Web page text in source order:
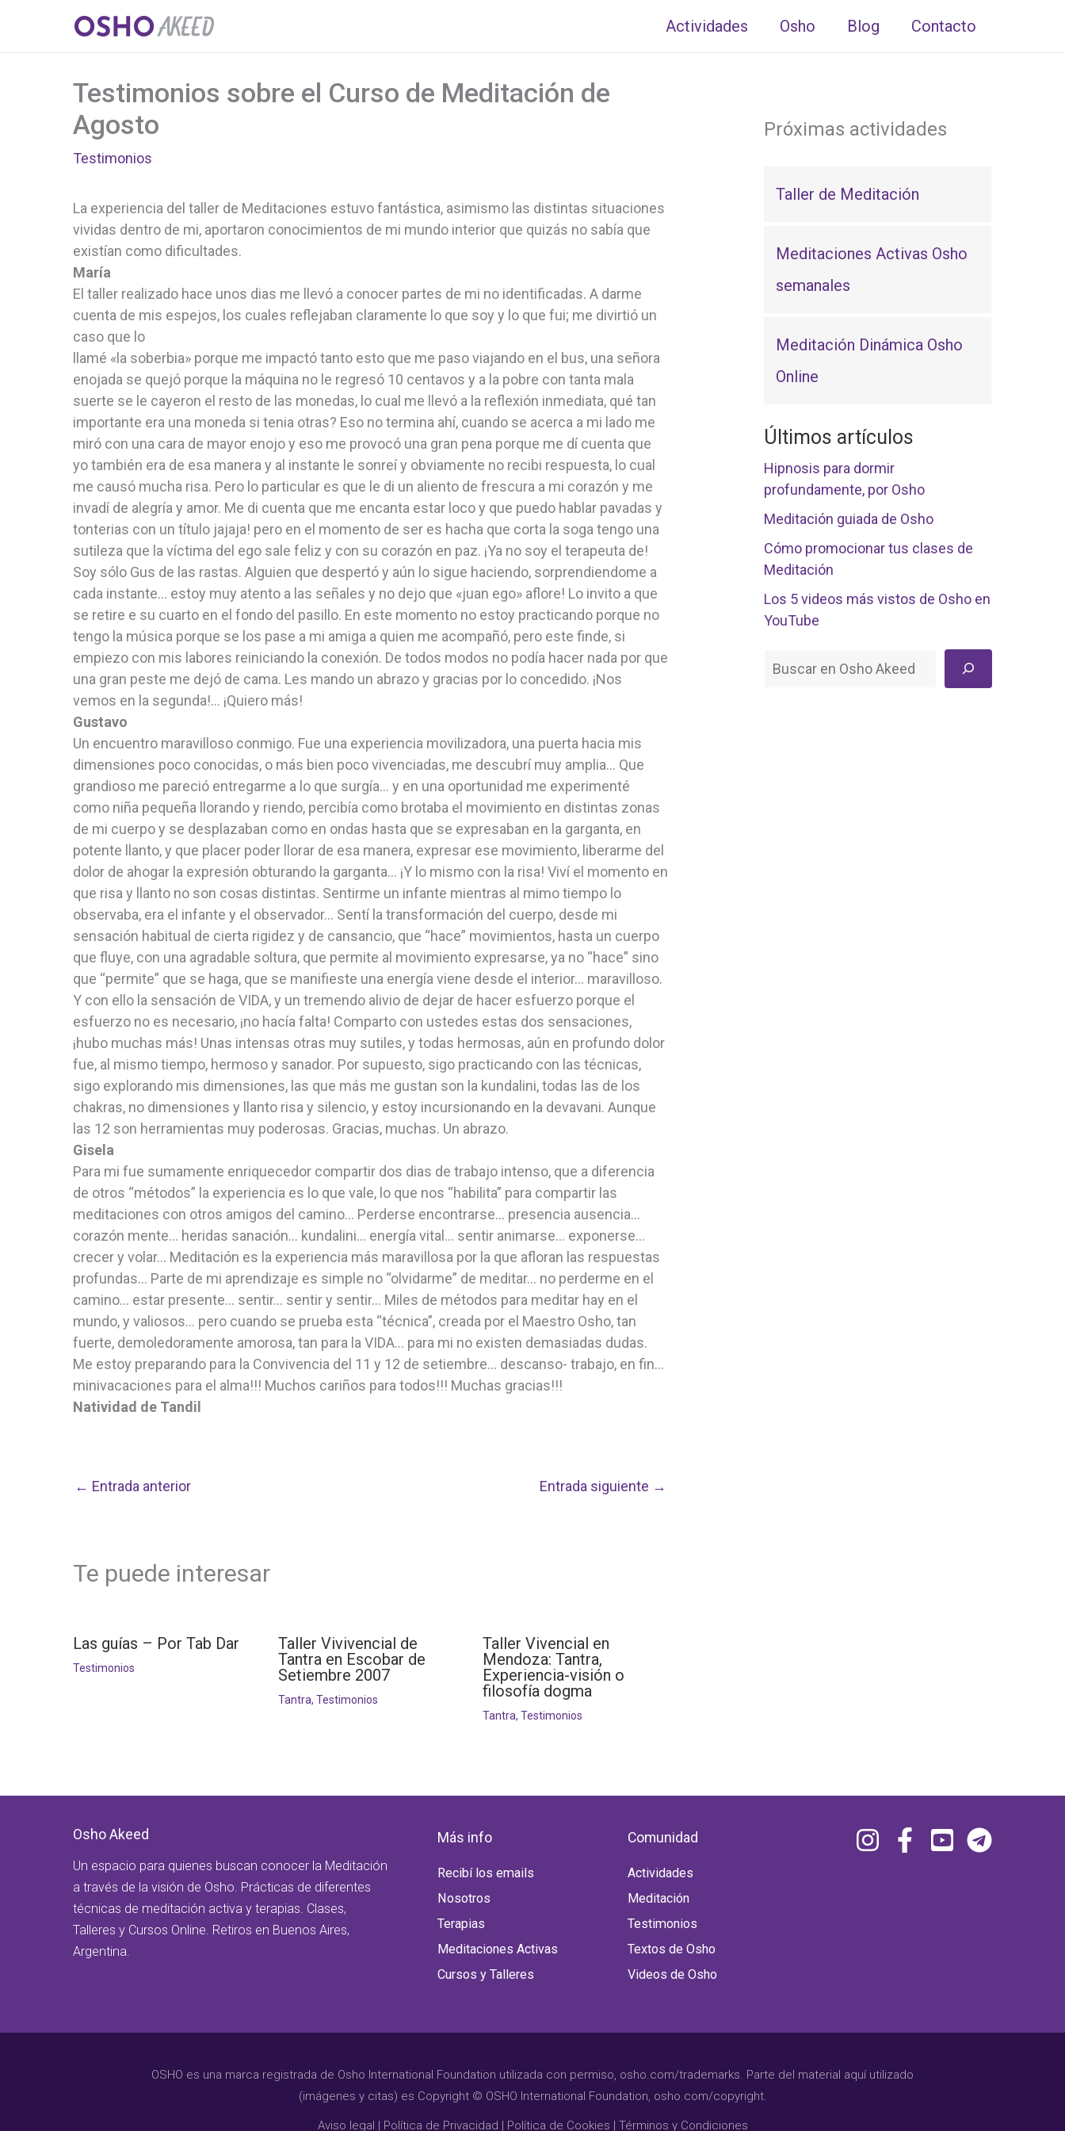
Actividades Osho Blog Contacto
Testimonios sobre el Curso de Meditación de
Agosto
Testimonios
La experiencia del taller de Meditaciones estuvo fantástica, asimismo las distintas situaciones
vividas dentro de mi, aportaron conocimientos de mi mundo interior que quizás no sabía que
existían como dificultades.
María
El taller realizado hace unos dias me llevó a conocer partes de mi no identificadas. A darme
cuenta de mis espejos, los cuales reflejaban claramente lo que soy y lo que fui; me divirtió un
caso que lo
llamé «la soberbia» porque me impactó tanto esto que me paso viajando en el bus, una señora
enojada se quejó porque la máquina no le regresó 10 centavos y a la pobre con tanta mala
suerte se le cayeron el resto de las monedas, lo cual me llevó a la reflexión inmediata, qué tan
importante era una moneda si tenia otras? Eso no termina ahí, cuando se acerca a mi lado me
miró con una cara de mayor enojo y eso me provocó una gran pena porque me dí cuenta que
yo también era de esa manera y al instante le sonreí y obviamente no recibi respuesta, lo cual
me causó mucha risa. Pero lo particular es que le di un aliento de frescura a mi corazón y me
invadí de alegría y amor. Me di cuenta que me encanta estar loco y que puedo hablar pavadas y
tonterias con un título jajaja! pero en el momento de ser es hacha que corta la soga tengo una
sutileza que la víctima del ego sale feliz y con su corazón en paz. ¡Ya no soy el terapeuta de!
Soy sólo Gus de las rastas. Alguien que despertó y aún lo sigue haciendo, sorprendiendome a
cada instante… estoy muy atento a las señales y no dejo que «juan ego» aflore! Lo invito a que
se retire e su cuarto en el fondo del pasillo. En este momento no estoy practicando porque no
tengo la música porque se los pase a mi amiga a quien me acompañó, pero este finde, si
empiezo con mis labores reiniciando la conexión. De todos modos no podía hacer nada por que
una gran peste me dejó de cama. Les mando un abrazo y gracias por lo concedido. ¡Nos
vemos en la segunda!… ¡Quiero más!
Gustavo
Un encuentro maravilloso conmigo. Fue una experiencia movilizadora, una puerta hacia mis
dimensiones poco conocidas, o más bien poco vivenciadas, me descubrí muy amplia… Que
grandioso me pareció entregarme a lo que surgía… y en una oportunidad me experimenté
como niña pequeña llorando y riendo, percibía como brotaba el movimiento en distintas zonas
de mi cuerpo y se desplazaban como en ondas hasta que se expresaban en la garganta, en
potente llanto, y que placer poder llorar de esa manera, expresar ese movimiento, liberarme del
dolor de ahogar la expresión obturando la garganta… ¡Y lo mismo con la risa! Viví el momento en
que risa y llanto no son cosas distintas. Sentirme un infante mientras al mimo tiempo lo
observaba, era el infante y el observador… Sentí la transformación del cuerpo, desde mi
sensación habitual de cierta rigidez y de cansancio, que “hace” movimientos, hasta un cuerpo
que fluye, con una agradable soltura, que permite al movimiento expresarse, ya no “hace” sino
que “permite” que se haga, que se manifieste una energía viene desde el interior… maravilloso.
Y con ello la sensación de VIDA, y un tremendo alivio de dejar de hacer esfuerzo porque el
esfuerzo no es necesario, ¡no hacía falta! Comparto con ustedes estas dos sensaciones,
¡hubo muchas más! Unas intensas otras muy sutiles, y todas hermosas, aún en profundo dolor
fue, al mismo tiempo, hermoso y sanador. Por supuesto, sigo practicando con las técnicas,
sigo explorando mis dimensiones, las que más me gustan son la kundalini, todas las de los
chakras, no dimensiones y llanto risa y silencio, y estoy incursionando en la devavani. Aunque
las 12 son herramientas muy poderosas. Gracias, muchas. Un abrazo.
Gisela
Para mi fue sumamente enriquecedor compartir dos dias de trabajo intenso, que a diferencia
de otros “métodos” la experiencia es lo que vale, lo que nos “habilita” para compartir las
meditaciones con otros amigos del camino… Perderse encontrarse… presencia ausencia…
corazón mente… heridas sanación… kundalini… energía vital… sentir animarse… exponerse…
crecer y volar… Meditación es la experiencia más maravillosa por la que afloran las respuestas
profundas… Parte de mi aprendizaje es simple no “olvidarme” de meditar… no perderme en el
camino… estar presente… sentir… sentir y sentir… Miles de métodos para meditar hay en el
mundo, y valiosos… pero cuando se prueba esta “técnica”, creada por el Maestro Osho, tan
fuerte, demoledoramente amorosa, tan para la VIDA… para mi no existen demasiadas dudas.
Me estoy preparando para la Convivencia del 11 y 12 de setiembre… descanso- trabajo, en fin…
minivacaciones para el alma!!! Muchos cariños para todos!!! Muchas gracias!!!
Natividad de Tandil
← Entrada anterior Entrada siguiente →
Te puede interesar
Las guías – Por Tab Dar
Testimonios
Taller Vivivencial de
Tantra en Escobar de
Setiembre 2007
Tantra, Testimonios
Taller Vivencial en
Mendoza: Tantra,
Experiencia-visión o
filosofía dogma
Tantra,Testimonios
Próximas actividades
Taller de Meditación
Meditaciones Activas Osho
semanales
Meditación Dinámica Osho
Online
Últimos artículos
Hipnosis para dormir
profundamente, por Osho
Meditación guiada de Osho
Cómo promocionar tus clases de
Meditación
Los 5 videos más vistos de Osho en
YouTube
Buscar
Osho Akeed
Un espacio para quienes buscan conocer la Meditación
a través de la visión de Osho. Prácticas de diferentes
técnicas de meditación activa y terapias. Clases,
Talleres y Cursos Online. Retiros en Buenos Aires,
Argentina.
Más info
Recibí los emails
Nosotros
Terapias
Meditaciones Activas
Cursos y Talleres
Comunidad
Actividades
Meditación
Testimonios
Textos de Osho
Videos de Osho
OSHO es una marca registrada de Osho International Foundation utilizada con permiso, osho.com/trademarks. Parte del material aquí utilizado
(imágenes y citas) es Copyright © OSHO International Foundation, osho.com/copyright.
Aviso legal | Política de Privacidad | Política de Cookies | Términos y Condiciones